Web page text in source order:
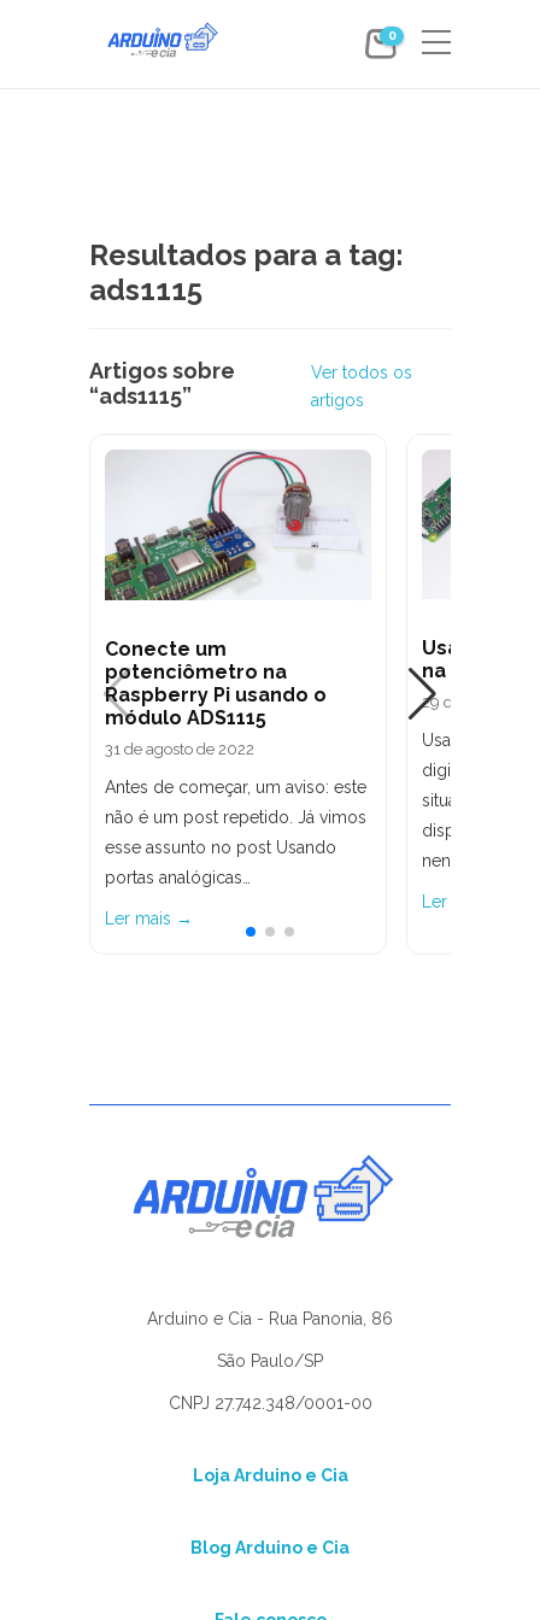
0
Resultados para a tag:
ads1115
Artigos sobre
“ads1115”
Ver todos os
artigos
Conecte um
potenciômetro na
Raspberry Pi usando o
módulo ADS1115
31 de agosto de 2022
Antes de começar, um aviso: este
não é um post repetido. Já vimos
esse assunto no post Usando
portas analógicas…
Ler mais →
Usando
na
29 de abril de
Usar um
digital pode
situações
dispositivos
nenhuma)
Ler mais →
Arduino e Cia - Rua Panonia, 86
São Paulo/SP
CNPJ 27.742.348/0001-00
Loja Arduino e Cia
Blog Arduino e Cia